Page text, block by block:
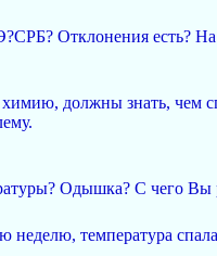
Отклонения есть?
должны знать, чем
Одышка? С чего
неделю, температура